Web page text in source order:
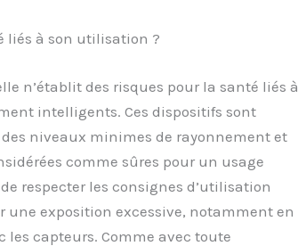
liés à son utilisation ?
n’établit des risques pour la santé liés à
intelligents. Ces dispositifs sont
niveaux minimes de rayonnement et
comme sûres pour un usage
respecter les consignes d’utilisation
une exposition excessive, notamment en
capteurs. Comme avec toute